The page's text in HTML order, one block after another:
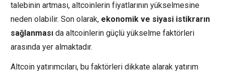
talebinin artması, altcoinlerin fiyatlarının yükselmesine
neden olabilir. Son olarak, ekonomik ve siyasi istikrarın
sağlanması da altcoinlerin güçlü yükselme faktörleri
arasında yer almaktadır.
Altcoin yatırımcıları, bu faktörleri dikkate alarak yatırım